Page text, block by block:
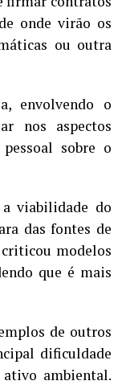
onde virão os
ou outra
envolvendo o
nos aspectos
sobre o
viabilidade do
das fontes de
modelos
que é mais
de outros
dificuldade
ambiental.